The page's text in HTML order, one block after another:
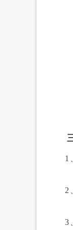
三
1、
2、
3、